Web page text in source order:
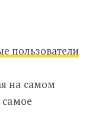
пользователи
на самом
самое